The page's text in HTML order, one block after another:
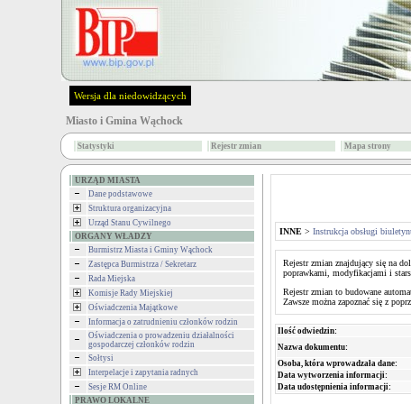
Wersja dla niedowidzących
Miasto i Gmina Wąchock
Statystyki Rejestr zmian Mapa strony
URZĄD MIASTA
Dane podstawowe
Struktura organizacyjna
Urząd Stanu Cywilnego
ORGANY WŁADZY
Burmistrz Miasta i Gminy Wąchock
Zastępca Burmistrza / Sekretarz
Rada Miejska
Komisje Rady Miejskiej
Oświadczenia Majątkowe
Informacja o zatrudnieniu członków rodzin
Oświadczenia o prowadzeniu działalności
gospodarczej członków rodzin
Sołtysi
Interpelacje i zapytania radnych
Sesje RM Online
PRAWO LOKALNE
INNE > Instrukcja obsługi
Rejestr zmian znajdujący się na
poprawkami, modyfikacjami i
Rejestr zmian to budowane
Zawsze można zapoznać się z
Ilość odwiedzin:
Nazwa dokumentu:
Osoba, która wprowadzała dane:
Data wytworzenia informacji:
Data udostępnienia informacji: